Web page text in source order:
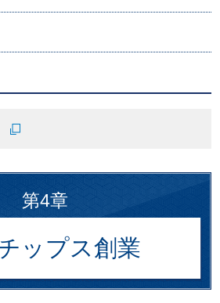
第4章
ップス創業